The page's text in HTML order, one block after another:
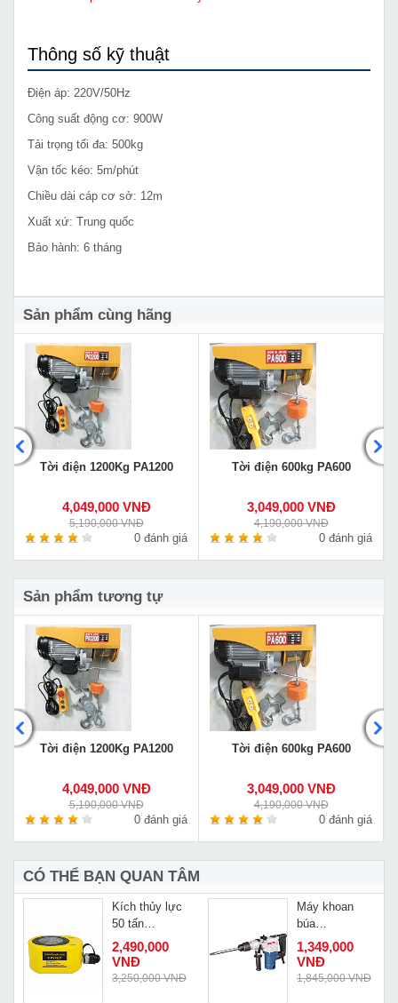
Thông số kỹ thuật
Điện áp: 220V/50Hz
Công suất động cơ: 900W
Tải trọng tối đa: 500kg
Vận tốc kéo: 5m/phút
Chiều dài cáp cơ sở: 12m
Xuất xứ: Trung quốc
Bảo hành: 6 tháng
Sản phẩm cùng hãng
Tời điện 1200Kg PA1200
4,049,000 VNĐ
5,190,000 VNĐ
0 đánh giá
Tời điện 600kg PA600
3,049,000 VNĐ
4,190,000 VNĐ
0 đánh giá
Sản phẩm tương tự
Tời điện 1200Kg PA1200
4,049,000 VNĐ
5,190,000 VNĐ
0 đánh giá
Tời điện 600kg PA600
3,049,000 VNĐ
4,190,000 VNĐ
0 đánh giá
CÓ THỂ BẠN QUAN TÂM
Kích thủy lực
50 tấn
Changyou
FPY-501
2,490,000
VNĐ
3,250,000 VNĐ
Máy khoan
búa
Dongcheng
Z1C-FF02-28
1,349,000
VNĐ
1,845,000 VNĐ